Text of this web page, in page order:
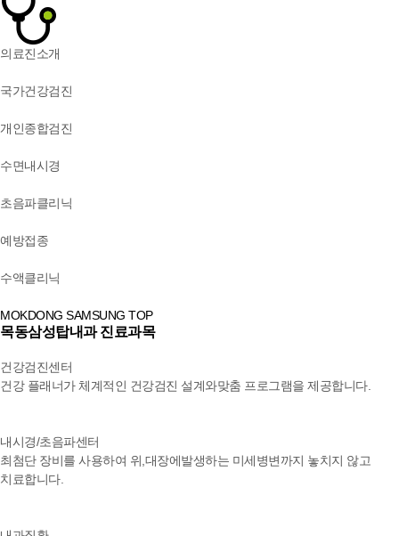
의료진소개
국가건강검진
개인종합검진
수면내시경
초음파클리닉
예방접종
수액클리닉
MOKDONG SAMSUNG TOP
목동삼성탑내과진료과목
건강검진센터
건강 플래너가 체계적인 건강검진 설계와맞춤 프로그램을 제공합니다.
내시경/초음파센터
최첨단 장비를 사용하여 위,대장에발생하는 미세병변까지 놓치지 않고
치료합니다.